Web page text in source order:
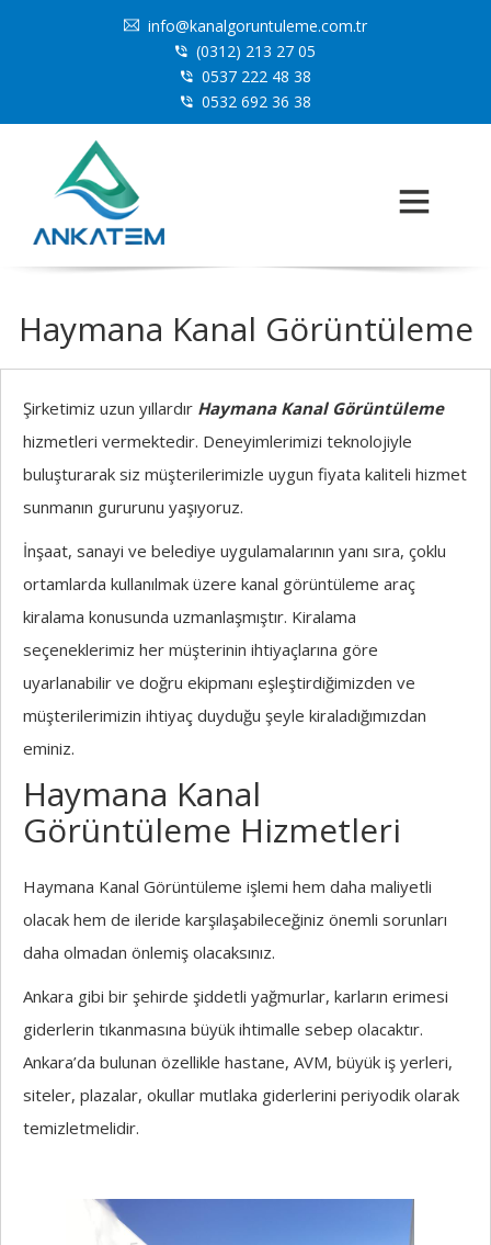
info@kanalgoruntuleme.com.tr
(0312) 213 27 05
0537 222 48 38
0532 692 36 38
Haymana Kanal Görüntüleme
Şirketimiz uzun yıllardır Haymana Kanal Görüntüleme
hizmetleri vermektedir. Deneyimlerimizi teknolojiyle
buluşturarak siz müşterilerimizle uygun fiyata kaliteli hizmet
sunmanın gururunu yaşıyoruz.
İnşaat, sanayi ve belediye uygulamalarının yanı sıra, çoklu
ortamlarda kullanılmak üzere kanal görüntüleme araç
kiralama konusunda uzmanlaşmıştır. Kiralama
seçeneklerimiz her müşterinin ihtiyaçlarına göre
uyarlanabilir ve doğru ekipmanı eşleştirdiğimizden ve
müşterilerimizin ihtiyaç duyduğu şeyle kiraladığımızdan
eminiz.
Haymana Kanal
Görüntüleme Hizmetleri
Haymana Kanal Görüntüleme işlemi hem daha maliyetli
olacak hem de ileride karşılaşabileceğiniz önemli sorunları
daha olmadan önlemiş olacaksınız.
Ankara gibi bir şehirde şiddetli yağmurlar, karların erimesi
giderlerin tıkanmasına büyük ihtimalle sebep olacaktır.
Ankara’da bulunan özellikle hastane, AVM, büyük iş yerleri,
siteler, plazalar, okullar mutlaka giderlerini periyodik olarak
temizletmelidir.